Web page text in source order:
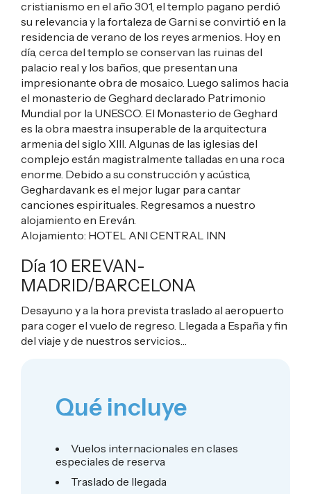
cristianismo en el año 301, el templo pagano perdió
su relevancia y la fortaleza de Garni se convirtió en la
residencia de verano de los reyes armenios. Hoy en
día, cerca del templo se conservan las ruinas del
palacio real y los baños, que presentan una
impresionante obra de mosaico. Luego salimos hacia
el monasterio de Geghard declarado Patrimonio
Mundial por la UNESCO. El Monasterio de Geghard
es la obra maestra insuperable de la arquitectura
armenia del siglo XIII. Algunas de las iglesias del
complejo están magistralmente talladas en una roca
enorme. Debido a su construcción y acústica,
Geghardavank es el mejor lugar para cantar
canciones espirituales. Regresamos a nuestro
alojamiento en Ereván.
Alojamiento: HOTEL ANI CENTRAL INN
Día 10 EREVAN-
MADRID/BARCELONA
Desayuno y a la hora prevista traslado al aeropuerto
para coger el vuelo de regreso. Llegada a España y fin
del viaje y de nuestros servicios…
Qué incluye
Vuelos internacionales en clases
especiales de reserva
Traslado de llegada